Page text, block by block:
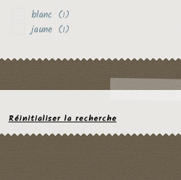
blanc (1)
jaune (1)
Réinitialiser la recherche